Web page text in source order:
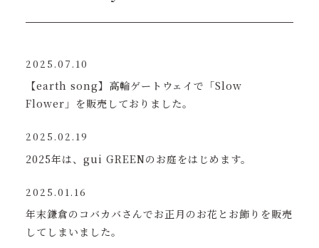
2025.07.10
【earth song】高輪ゲートウェイで「Slow
Flower」を販売しておりました。
2025.02.19
2025年は、gui GREENのお庭をはじめます。
2025.01.16
年末鎌倉のコバカバさんでお正月のお花とお飾りを販売
してしまいました。